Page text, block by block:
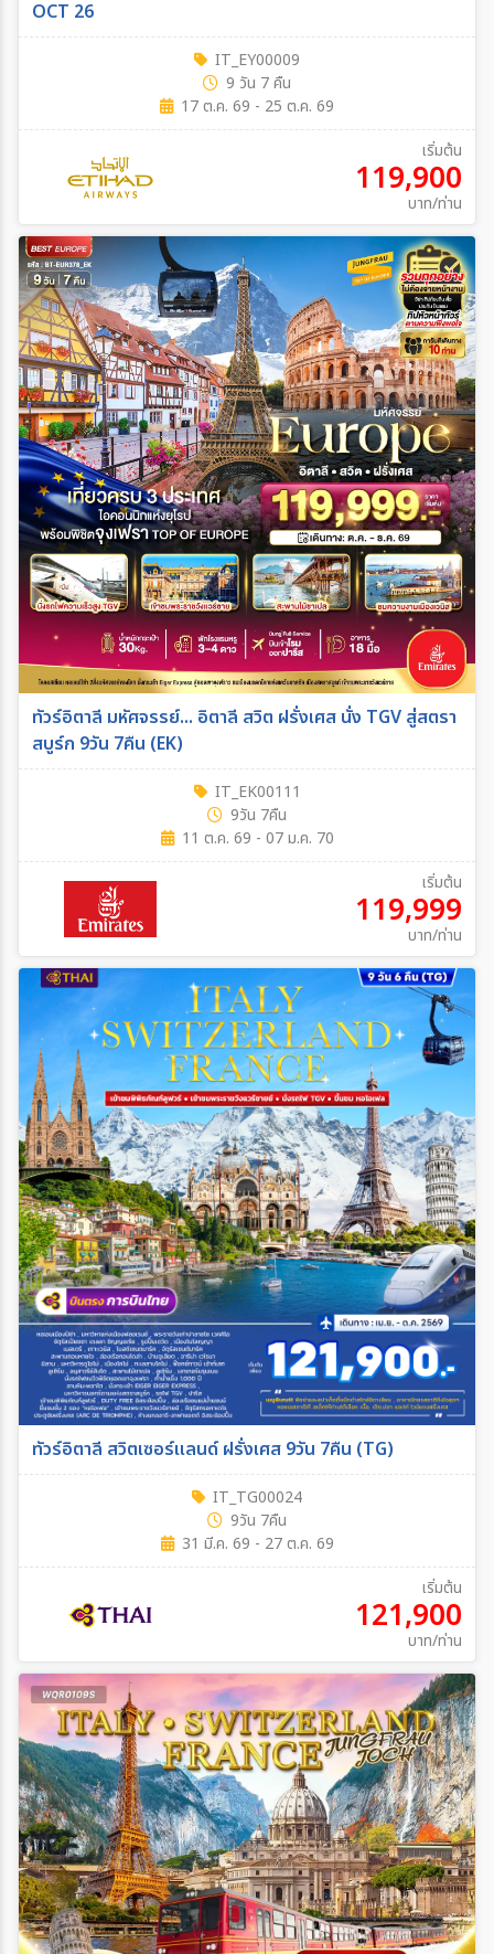
OCT 26
IT_EY00009
9 วัน 7 คืน
17 ต.ค. 69 - 25 ต.ค. 69
เริ่มต้น
119,900
บาท/ท่าน
ทัวร์อิตาลี มหัศจรรย์... อิตาลี สวิต ฝรั่งเศส นั่ง TGV สู่สตรา
สบูร์ก 9วัน 7คืน (EK)
IT_EK00111
9วัน 7คืน
11 ต.ค. 69 - 07 ม.ค. 70
เริ่มต้น
119,999
บาท/ท่าน
ทัวร์อิตาลี สวิตเซอร์แลนด์ ฝรั่งเศส 9วัน 7คืน (TG)
IT_TG00024
9วัน 7คืน
31 มี.ค. 69 - 27 ต.ค. 69
เริ่มต้น
121,900
บาท/ท่าน